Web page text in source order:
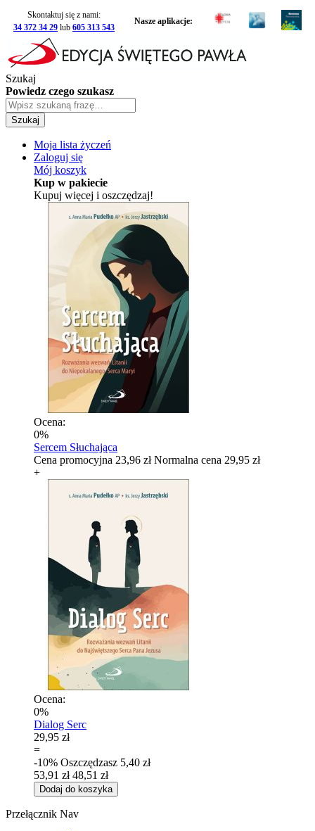
Skontaktuj się z nami:
34 372 34 29 lub 605 313 543
Nasze aplikacje:
Szukaj
Powiedz czego szukasz
Szukaj
Moja lista życzeń
Zaloguj się
Mój koszyk
Kup w pakiecie
Kupuj więcej i oszczędzaj!
Ocena:
0%
Sercem Słuchająca
Cena promocyjna 23,96 zł Normalna cena 29,95 zł
+
Ocena:
0%
Dialog Serc
29,95 zł
=
-10% Oszczędzasz 5,40 zł
53,91 zł 48,51 zł
Dodaj do koszyka
Przełącznik Nav